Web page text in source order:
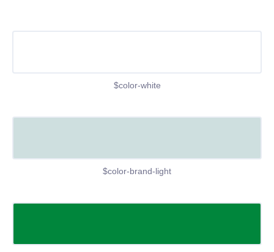
$color-white
$color-brand-light